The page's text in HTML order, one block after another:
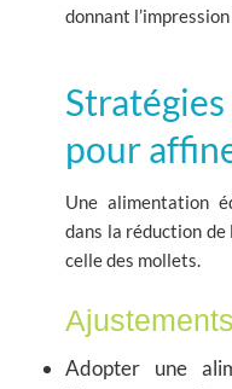
donnant
pour
Une alimentation
dans la réduction
celle des mollets.
Adopter une